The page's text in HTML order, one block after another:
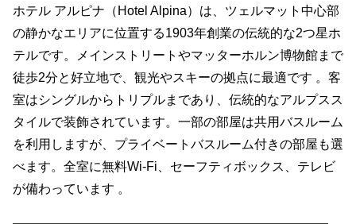
ホテル アルピナ（Hotel Alpina）は、ツェルマット中心部
の静かなエリアに位置する1903年創業の伝統的な2つ星ホ
テルです。メインストリートやマッターホルン博物館まで
徒歩2分と好立地で、観光やスキーの拠点に最適です 。客
室はシングルからトリプルまであり、伝統的なアルプスス
タイルで装飾されています。一部の部屋は共用バスルーム
を利用しますが、プライベートバスルーム付きの部屋も選
べます。全室に無料Wi-Fi、セーフティボックス、テレビ
が備わっています 。